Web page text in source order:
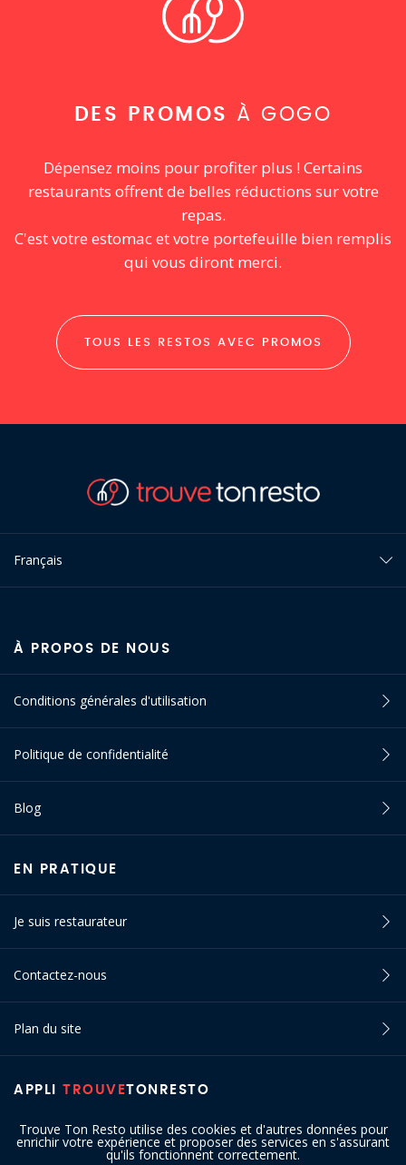
DES PROMOS À GOGO
Dépensez moins pour profiter plus ! Certains
restaurants offrent de belles réductions sur votre
repas.
C'est votre estomac et votre portefeuille bien remplis
qui vous diront merci.
TOUS LES RESTOS AVEC PROMOS
Trouve Ton Resto utilise des cookies et d'autres données pour
enrichir votre expérience et proposer des services en s'assurant
qu'ils fonctionnent correctement.
Français
APPLI TROUVETONRESTO
À PROPOS DE NOUS
Conditions générales d'utilisation
Politique de confidentialité
Blog
EN PRATIQUE
Je suis restaurateur
Contactez-nous
Plan du site